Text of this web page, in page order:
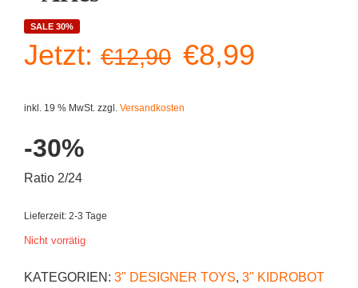
SALE 30%
Jetzt: €12,90
Preis
€8,99
inkl. 19 % MwSt. zzgl. Versandkosten
-30%
Ratio 2/24
Lieferzeit: 2-3 Tage
Nicht vorrätig
KATEGORIEN: 3" DESIGNER TOYS, 3" KIDROBOT